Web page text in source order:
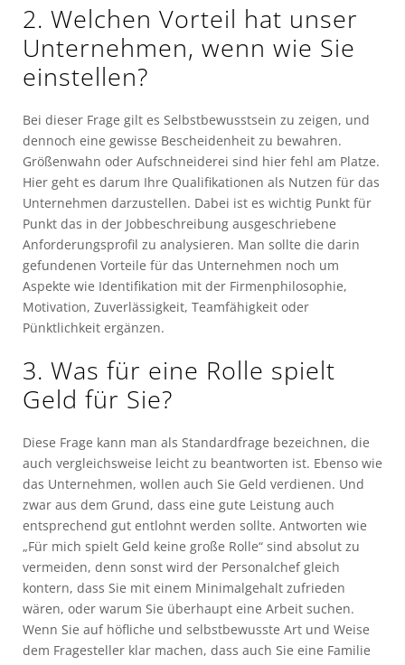
2. Welchen Vorteil hat unser
Unternehmen, wenn wie Sie
einstellen?
Bei dieser Frage gilt es Selbstbewusstsein zu zeigen, und
dennoch eine gewisse Bescheidenheit zu bewahren.
Größenwahn oder Aufschneiderei sind hier fehl am Platze.
Hier geht es darum Ihre Qualifikationen als Nutzen für das
Unternehmen darzustellen. Dabei ist es wichtig Punkt für
Punkt das in der Jobbeschreibung ausgeschriebene
Anforderungsprofil zu analysieren. Man sollte die darin
gefundenen Vorteile für das Unternehmen noch um
Aspekte wie Identifikation mit der Firmenphilosophie,
Motivation, Zuverlässigkeit, Teamfähigkeit oder
Pünktlichkeit ergänzen.
3. Was für eine Rolle spielt
Geld für Sie?
Diese Frage kann man als Standardfrage bezeichnen, die
auch vergleichsweise leicht zu beantworten ist. Ebenso wie
das Unternehmen, wollen auch Sie Geld verdienen. Und
zwar aus dem Grund, dass eine gute Leistung auch
entsprechend gut entlohnt werden sollte. Antworten wie
„Für mich spielt Geld keine große Rolle“ sind absolut zu
vermeiden, denn sonst wird der Personalchef gleich
kontern, dass Sie mit einem Minimalgehalt zufrieden
wären, oder warum Sie überhaupt eine Arbeit suchen.
Wenn Sie auf höfliche und selbstbewusste Art und Weise
dem Fragesteller klar machen, dass auch Sie eine Familie